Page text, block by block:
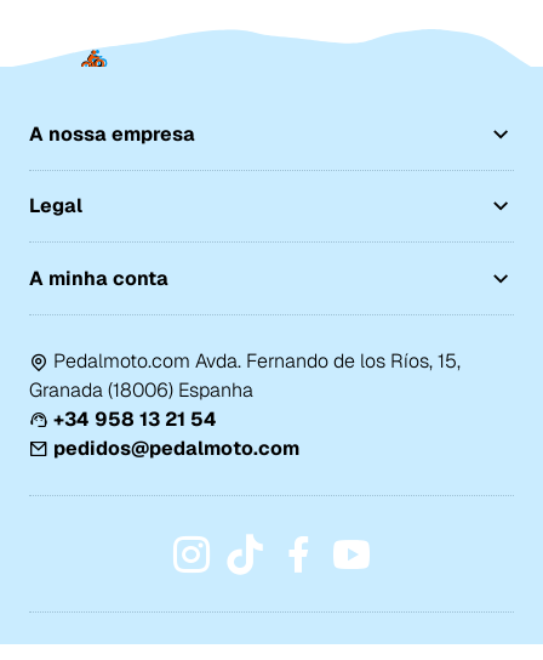
A nossa empresa
Legal
A minha conta
Pedalmoto.com Avda. Fernando de los Ríos, 15,
Granada (18006) Espanha
+34 958 13 21 54
pedidos@pedalmoto.com